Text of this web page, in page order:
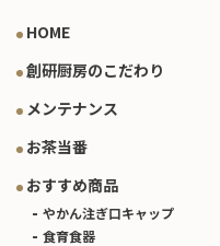
HOME
創研厨房のこだわり
メンテナンス
お茶当番
おすすめ商品
やかん注ぎ口キャップ
食育食器